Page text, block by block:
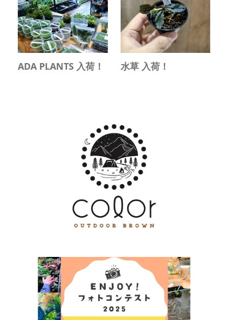
ADA PLANTS 入荷！ 水草 入荷！